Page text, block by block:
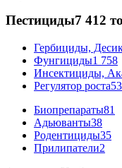
Пестициды7 412
Гербициды,
Фунгициды1 758
Инсектициды,
Регулятор роста
Биопрепараты81
Адьюванты38
Родентициды35
Прилипатели2